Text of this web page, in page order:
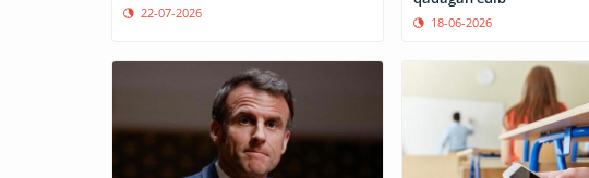
22-07-2026
18-06-2026